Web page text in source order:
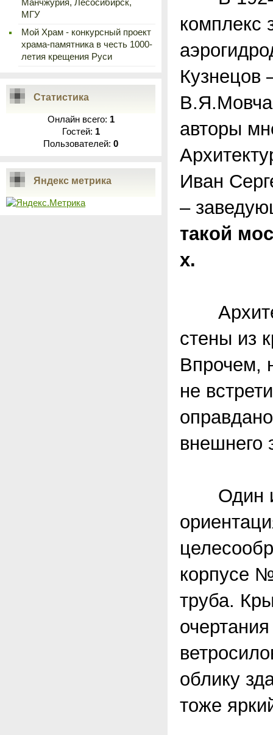
Манчжурия, Лесосибирск,
МГУ
Мой Храм - конкурсный проект
храма-памятника в честь 1000-
летия крещения Руси
Статистика
Онлайн всего: 1
Гостей: 1
Пользователей: 0
Яндекс метрика
комплекс
Кузнецов
авторы
Иван
–
такой
х.
стены из
Впрочем,
не
внешнего
Один из
корпусе
труба.
облику
тоже